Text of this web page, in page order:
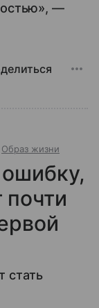
—
Образ жизни
стать